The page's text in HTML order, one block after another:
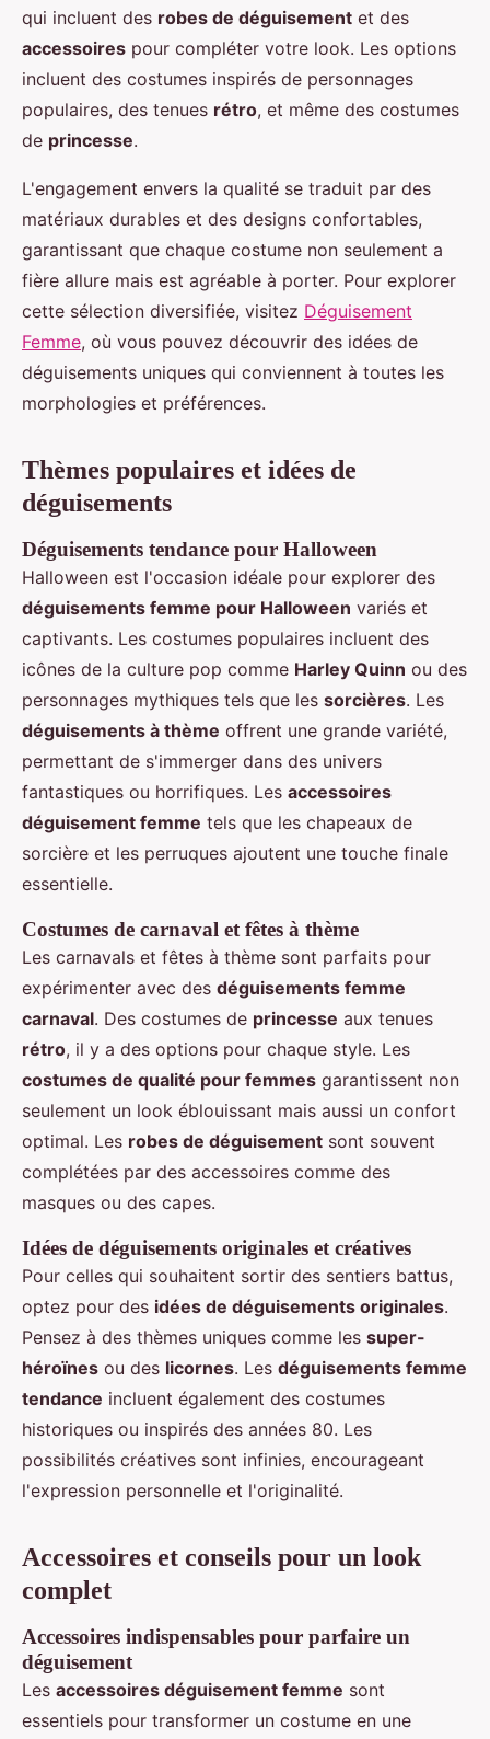
qui incluent des robes de déguisement et des
accessoires pour compléter votre look. Les options
incluent des costumes inspirés de personnages
populaires, des tenues rétro, et même des costumes
de princesse.
L'engagement envers la qualité se traduit par des
matériaux durables et des designs confortables,
garantissant que chaque costume non seulement a
fière allure mais est agréable à porter. Pour explorer
cette sélection diversifiée, visitez Déguisement
Femme, où vous pouvez découvrir des idées de
déguisements uniques qui conviennent à toutes les
morphologies et préférences.
Thèmes populaires et idées de
déguisements
Déguisements tendance pour Halloween
Halloween est l'occasion idéale pour explorer des
déguisements femme pour Halloween variés et
captivants. Les costumes populaires incluent des
icônes de la culture pop comme Harley Quinn ou des
personnages mythiques tels que les sorcières. Les
déguisements à thème offrent une grande variété,
permettant de s'immerger dans des univers
fantastiques ou horrifiques. Les accessoires
déguisement femme tels que les chapeaux de
sorcière et les perruques ajoutent une touche finale
essentielle.
Costumes de carnaval et fêtes à thème
Les carnavals et fêtes à thème sont parfaits pour
expérimenter avec des déguisements femme
carnaval. Des costumes de princesse aux tenues
rétro, il y a des options pour chaque style. Les
costumes de qualité pour femmes garantissent non
seulement un look éblouissant mais aussi un confort
optimal. Les robes de déguisement sont souvent
complétées par des accessoires comme des
masques ou des capes.
Idées de déguisements originales et créatives
Pour celles qui souhaitent sortir des sentiers battus,
optez pour des idées de déguisements originales.
Pensez à des thèmes uniques comme les super-
héroïnes ou des licornes. Les déguisements femme
tendance incluent également des costumes
historiques ou inspirés des années 80. Les
possibilités créatives sont infinies, encourageant
l'expression personnelle et l'originalité.
Accessoires et conseils pour un look
complet
Accessoires indispensables pour parfaire un
déguisement
Les accessoires déguisement femme sont
essentiels pour transformer un costume en une